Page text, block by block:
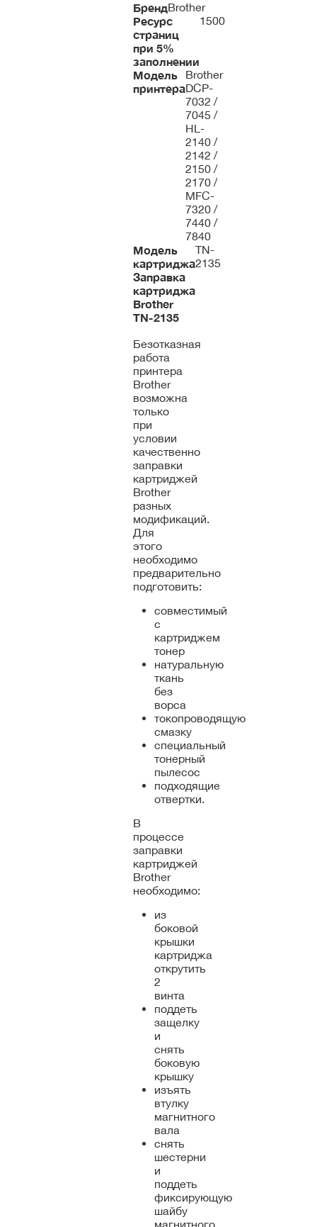
БрендBrother
Ресурс
страниц
при 5%
заполнении
1500
Модель
принтера
Brother
DCP-
7032 /
7045 /
HL-
2140 /
2142 /
2150 /
2170 /
MFC-
7320 /
7440 /
7840
Модель
картриджа
TN-
2135
Заправка
картриджа
Brother
TN-2135
Безотказная
работа
принтера
Brother
возможна
только
при
условии
качественно
заправки
картриджей
Brother
разных
модификаций.
Для
этого
необходимо
предварительно
подготовить:
совместимый
с
картриджем
тонер
натуральную
ткань
без
ворса
токопроводящую
смазку
специальный
тонерный
пылесос
подходящие
отвертки.
В
процессе
заправки
картриджей
Brother
необходимо:
из
боковой
крышки
картриджа
открутить
2
винта
поддеть
защелку
и
снять
боковую
крышку
изъять
втулку
магнитного
вала
снять
шестерни
и
поддеть
фиксирующую
шайбу
магнитного